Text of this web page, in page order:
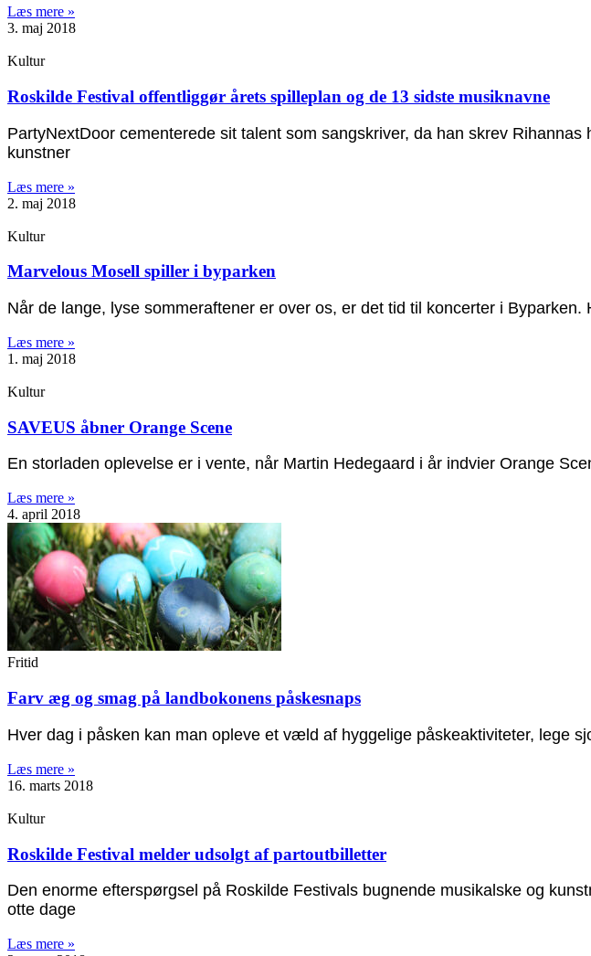
Læs mere »
3. maj 2018
Kultur
Roskilde Festival offentliggør årets spilleplan og de 13 sidste musiknavne
PartyNextDoor cementerede sit talent som sangskriver, da han skrev
kunstner
Læs mere »
2. maj 2018
Kultur
Marvelous Mosell spiller i byparken
Når de lange, lyse sommeraftener er over os, er det tid til koncerter i
Læs mere »
1. maj 2018
Kultur
SAVEUS åbner Orange Scene
En storladen oplevelse er i vente, når Martin Hedegaard i år indvier Orange
Læs mere »
4. april 2018
Fritid
Farv æg og smag på landbokonens påskesnaps
Hver dag i påsken kan man opleve et væld af hyggelige påskeaktiviteter, lege
Læs mere »
16. marts 2018
Kultur
Roskilde Festival melder udsolgt af partoutbilletter
Den enorme efterspørgsel på Roskilde Festivals bugnende musikalske og
otte dage
Læs mere »